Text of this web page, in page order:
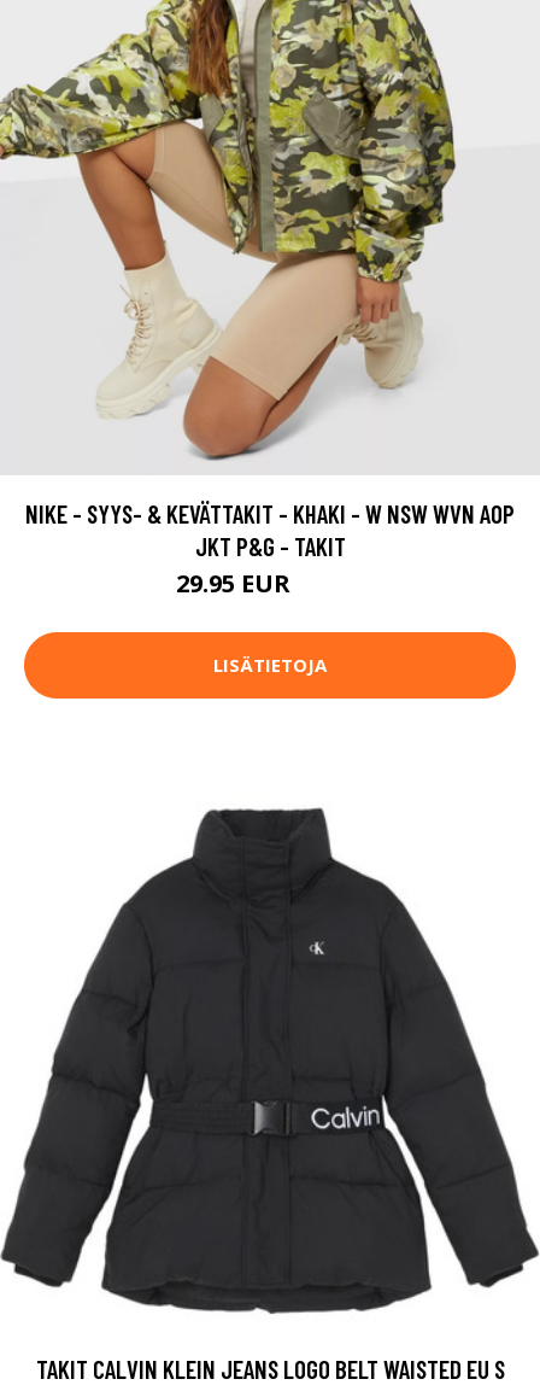
NIKE - SYYS- & KEVÄTTAKIT - KHAKI - W NSW WVN AOP
JKT P&G - TAKIT
29.95 EUR
LISÄTIETOJA
TAKIT CALVIN KLEIN JEANS LOGO BELT WAISTED EU S